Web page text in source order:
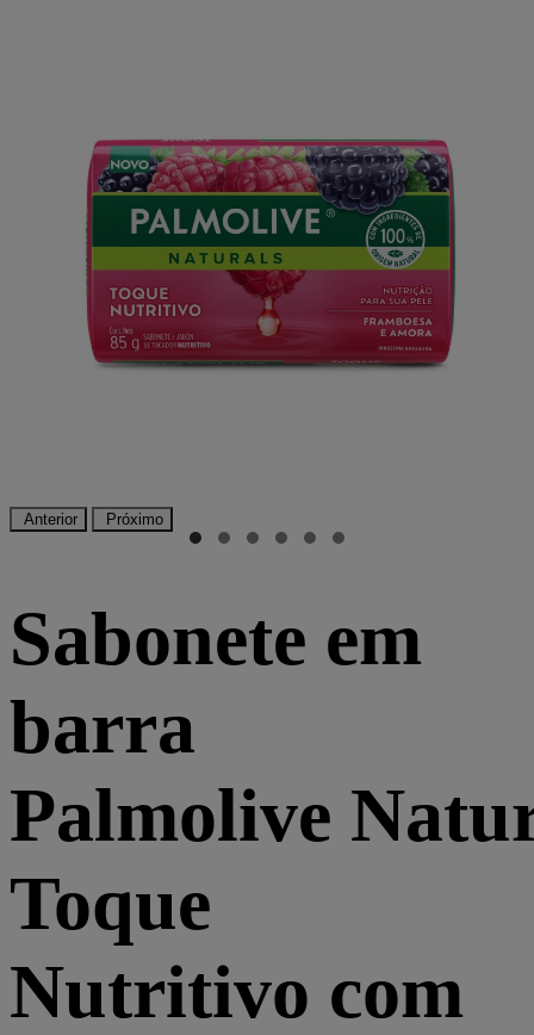
Anterior Próximo
Sabonete em
barra
Palmolive
Toque
Nutritivo com